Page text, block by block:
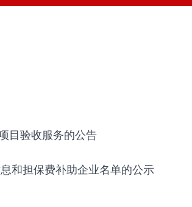
目验收服务的公告
和担保费补助企业名单的公示